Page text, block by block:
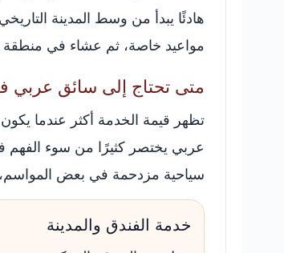
هادئًا يبدأ من وسط المدينة
مواعيد خاصة، ثم عشاء في منطقة
متى تحتاج إلى سائق عربي
تظهر قيمة الخدمة أكثر عندما
عربي يختصر كثيرًا من سوء الفهم
سياحية مزدحمة في بعض
خدمة الفندق والمدينة